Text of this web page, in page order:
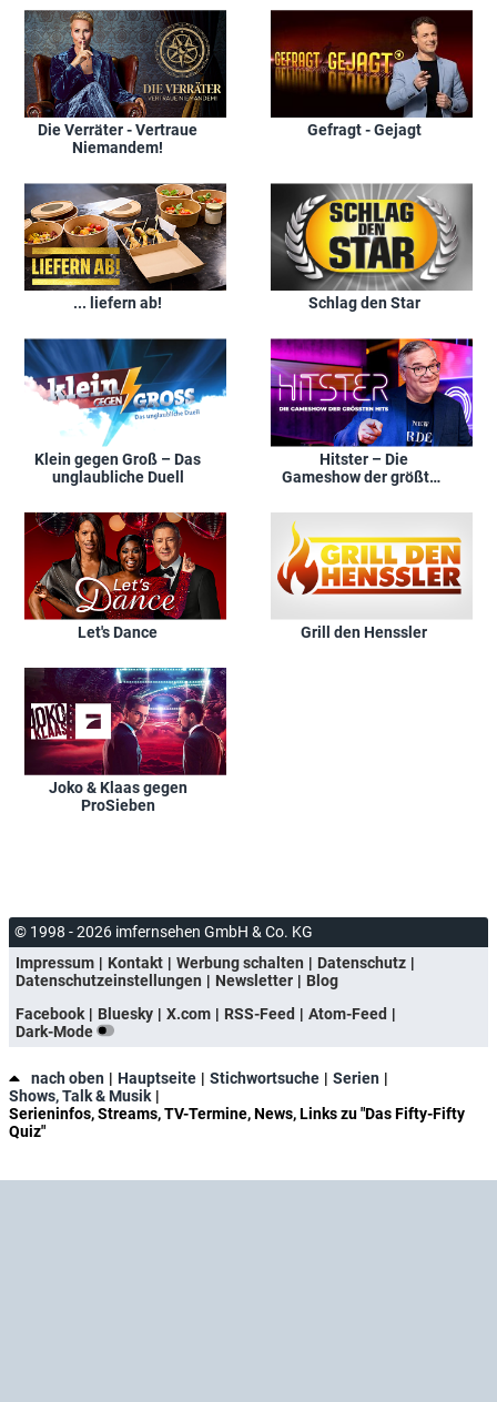
Die Verräter - Vertraue
Niemandem!
Gefragt - Gejagt
... liefern ab! Schlag den Star
Klein gegen Groß – Das
unglaubliche Duell
Hitster – Die
Gameshow der größten
Let's Dance Grill den Henssler
Joko & Klaas gegen
ProSieben
© 1998 - 2026 imfernsehen GmbH & Co. KG
Impressum
Kontakt Werbung schalten
Datenschutz
Datenschutzeinstellungen
Newsletter
Blog
Facebook
Bluesky X.com RSS-Feed
Atom-Feed
Dark-Mode
nach oben Hauptseite Stichwortsuche
Serien
Shows, Talk & Musik
Serieninfos, Streams, TV-Termine, News, Links zu "Das Fifty-Fifty
Quiz"